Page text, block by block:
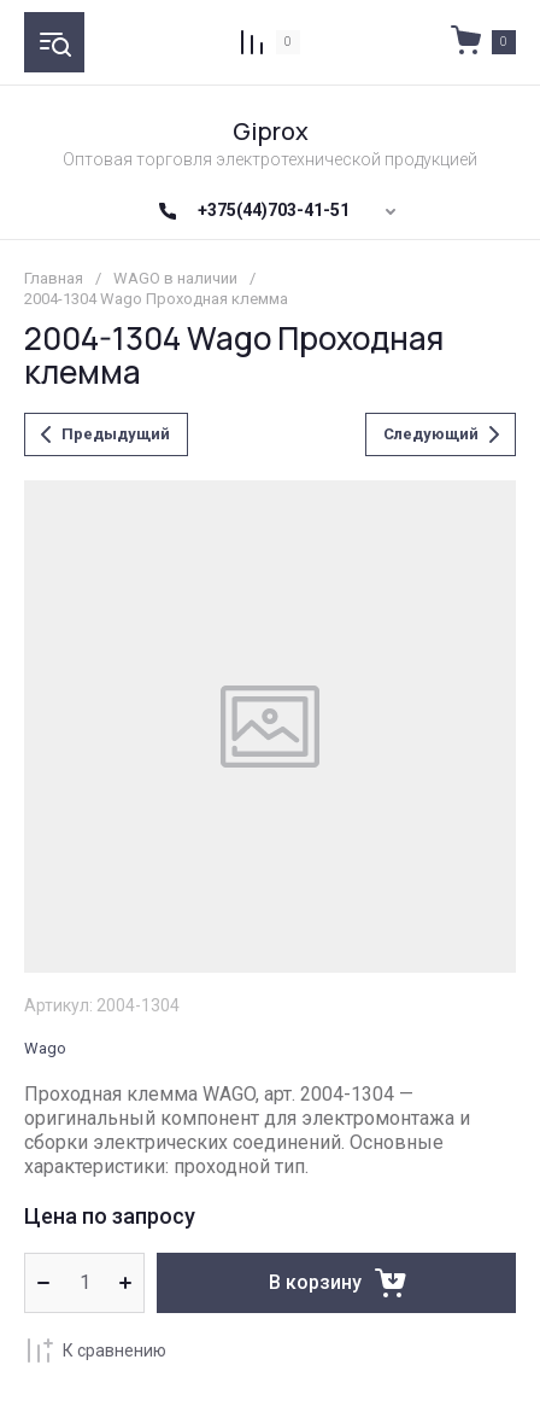
0 0
Giprox
Оптовая торговля электротехнической продукцией
+375(44)703-41-51
Главная / WAGO в наличии
/
2004-1304 Wago Проходная клемма
2004-1304 Wago Проходная
клемма
Предыдущий Следующий
Артикул: 2004-1304
Wago
Проходная клемма WAGO, арт. 2004-1304 —
оригинальный компонент для электромонтажа и
сборки электрических соединений. Основные
характеристики: проходной тип.
Цена по запросу
В корзину
К сравнению